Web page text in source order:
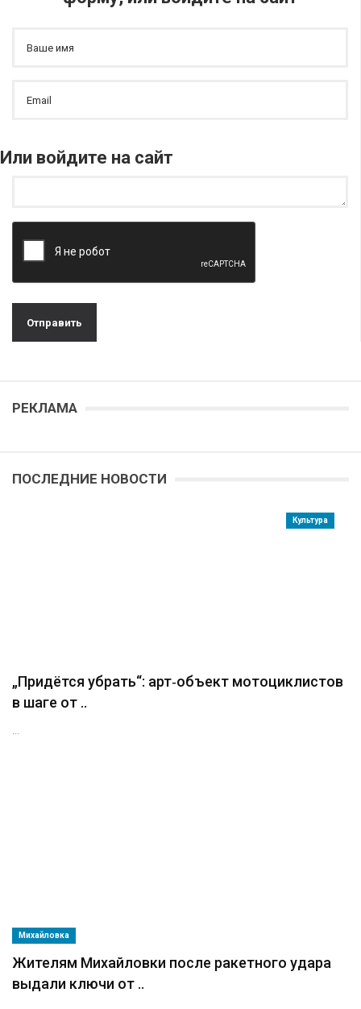
Или войдите на сайт
РЕКЛАМА
ПОСЛЕДНИЕ НОВОСТИ
Культура
„Придётся убрать“: арт‑объект мотоциклистов
в шаге от ..
...
Михайловка
Жителям Михайловки после ракетного удара
выдали ключи от ..